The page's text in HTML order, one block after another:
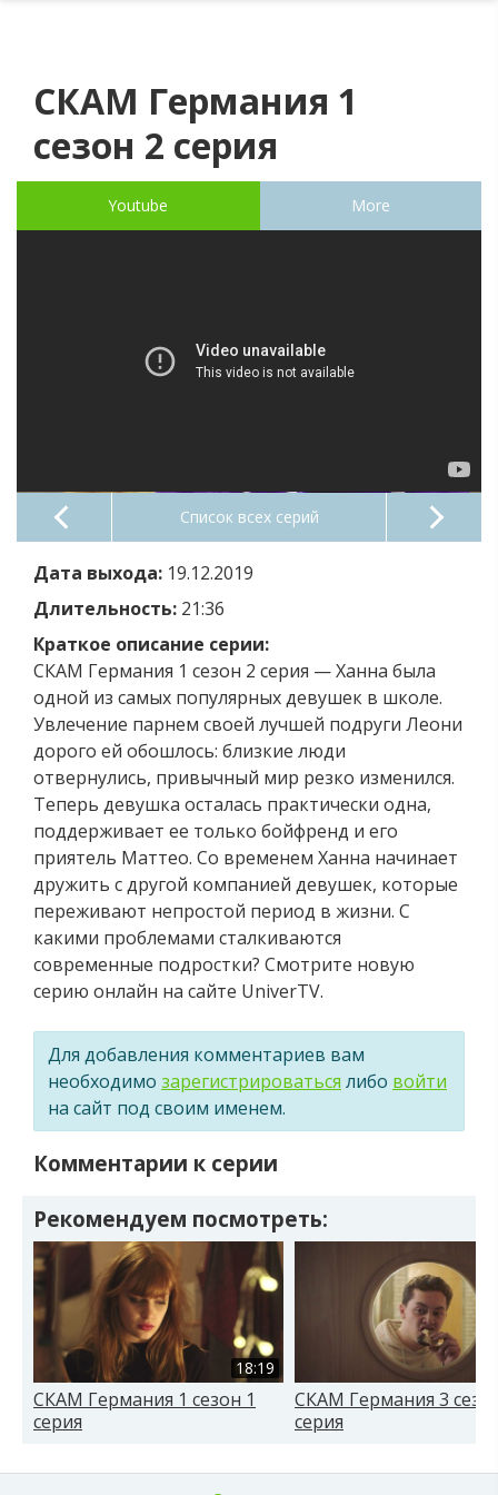
СКАМ Германия 1
сезон 2 серия
Youtube More
Список всех серий
Дата выхода: 19.12.2019
Длительность: 21:36
Краткое описание серии:
СКАМ Германия 1 сезон 2 серия — Ханна была
одной из самых популярных девушек в школе.
Увлечение парнем своей лучшей подруги Леони
дорого ей обошлось: близкие люди
отвернулись, привычный мир резко изменился.
Теперь девушка осталась практически одна,
поддерживает ее только бойфренд и его
приятель Маттео. Со временем Ханна начинает
дружить с другой компанией девушек, которые
переживают непростой период в жизни. С
какими проблемами сталкиваются
современные подростки? Смотрите новую
серию онлайн на сайте UniverTV.
Для добавления комментариев вам
необходимо зарегистрироваться либо войти
на сайт под своим именем.
Комментарии к серии
Рекомендуем посмотреть:
18:19
СКАМ Германия 1 сезон 1
серия
СКАМ Германия 3
серия